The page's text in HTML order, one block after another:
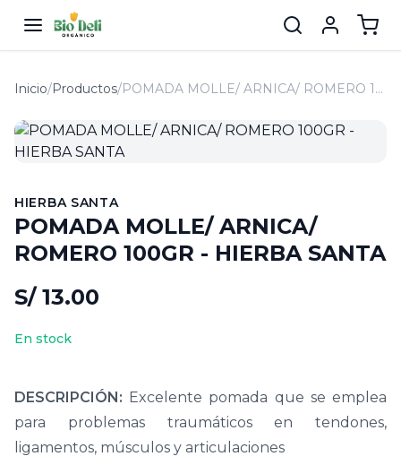
Inicio/Productos/ POMADA MOLLE/ ARNICA/ ROMERO 100GR - HIERBA SANTA
HIERBA SANTA
POMADA MOLLE/ ARNICA/
ROMERO 100GR - HIERBA SANTA
S/ 13.00
En stock
DESCRIPCIÓN: Excelente pomada que se emplea
para problemas traumáticos en tendones,
ligamentos, músculos y articulaciones